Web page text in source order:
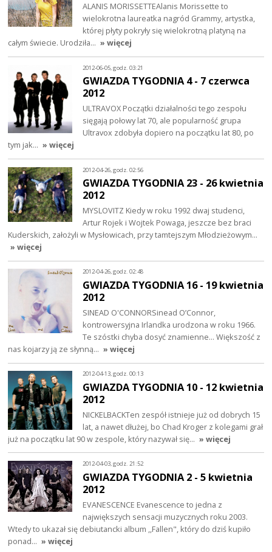
ALANIS MORISSETTEAlanis Morissette to
wielokrotna laureatka nagród Grammy, artystka,
której płyty pokryły się wielokrotną platyną na
całym świecie. Urodziła… » więcej
2012-06-05, godz. 03:21
GWIAZDA TYGODNIA 4 - 7 czerwca
2012
ULTRAVOX Początki działalności tego zespołu
sięgają połowy lat 70, ale popularność grupa
Ultravox zdobyła dopiero na początku lat 80, po
tym jak… » więcej
2012-04-26, godz. 02:56
GWIAZDA TYGODNIA 23 - 26 kwietnia
2012
MYSLOVITZ Kiedy w roku 1992 dwaj studenci,
Artur Rojek i Wojtek Powaga, jeszcze bez braci
Kuderskich, założyli w Mysłowicach, przy tamtejszym Młodzieżowym…
» więcej
2012-04-26, godz. 02:48
GWIAZDA TYGODNIA 16 - 19 kwietnia
2012
SINEAD O'CONNORSinead O’Connor,
kontrowersyjna Irlandka urodzona w roku 1966.
Te szóstki chyba dosyć znamienne… Większość z
nas kojarzy ją ze słynną… » więcej
2012-04-13, godz. 00:13
GWIAZDA TYGODNIA 10 - 12 kwietnia
2012
NICKELBACKTen zespół istnieje już od dobrych 15
lat, a nawet dłużej, bo Chad Kroger z kolegami grał
już na początku lat 90 w zespole, który nazywał się… » więcej
2012-04-03, godz. 21:52
GWIAZDA TYGODNIA 2 - 5 kwietnia
2012
EVANESCENCE Evanescence to jedna z
największych sensacji muzycznych roku 2003.
Wtedy to ukazał się debiutancki album ,,Fallen", który do dziś kupiło
ponad… » więcej